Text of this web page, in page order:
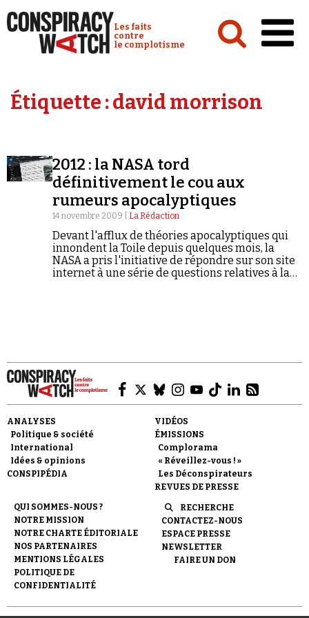
Conspiracy Watch :
Les faits
contre
le complotisme
Analyses
Vidéos
Émissions
Revues de presse
Faire un don
Demander à Vera
Étiquette :david morrison
2012 : la NASA tord
définitivement le cou aux
rumeurs apocalyptiques
14 novembre 2009 | La Rédaction
Devant l'afflux de théories apocalyptiques qui
innondent la Toile depuis quelques mois, la
NASA a pris l'initiative de répondre sur son site
internet à une série de questions relatives à la
ANALYSES
Politique & société
International
Idées & opinions
CONSPIPÉDIA
VIDÉOS
ÉMISSIONS
Complorama
« Réveillez-vous ! »
Les Déconspirateurs
REVUES DE PRESSE
QUI SOMMES-NOUS ?
NOTRE MISSION
NOTRE CHARTE ÉDITORIALE
NOS PARTENAIRES
MENTIONS LÉGALES
POLITIQUE DE
CONFIDENTIALITÉ
RECHERCHE
CONTACTEZ-NOUS
ESPACE PRESSE
NEWSLETTER
FAIRE UN DON